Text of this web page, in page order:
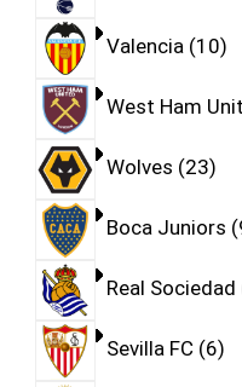
Valencia 10
West Ham
Wolves 23
Boca Juniors
Real Sociedad
Sevilla FC 6